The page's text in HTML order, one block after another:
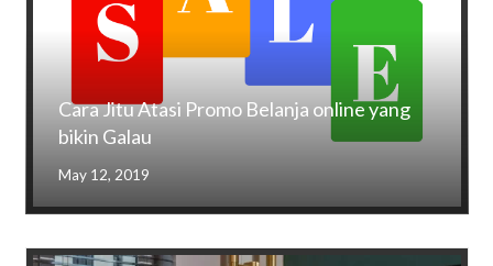
Cara Jitu Atasi Promo Belanja online yang
bikin Galau
May 12, 2019